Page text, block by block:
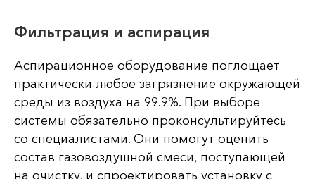
Фильтрация и аспирация
Аспирационное оборудование поглощает
практически любое загрязнение окружающей
среды из воздуха на 99.9%. При выборе
системы обязательно проконсультируйтесь
со специалистами. Они помогут оценить
состав газовоздушной смеси, поступающей
на очистку, и спроектировать установку с